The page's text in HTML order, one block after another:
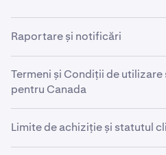
Raportare și notificări
Clienții canadieni vor primi
fiecare lună, clienții vor primi
activitatea din luna precedentă.
Kraken va trimite, de
Termeni și Condiții de
pentru Canada
Avem Termeni și Condiții de
clienții canadieni, împreună cu
legale specifice Canadei
Limite de achiziție și statutul